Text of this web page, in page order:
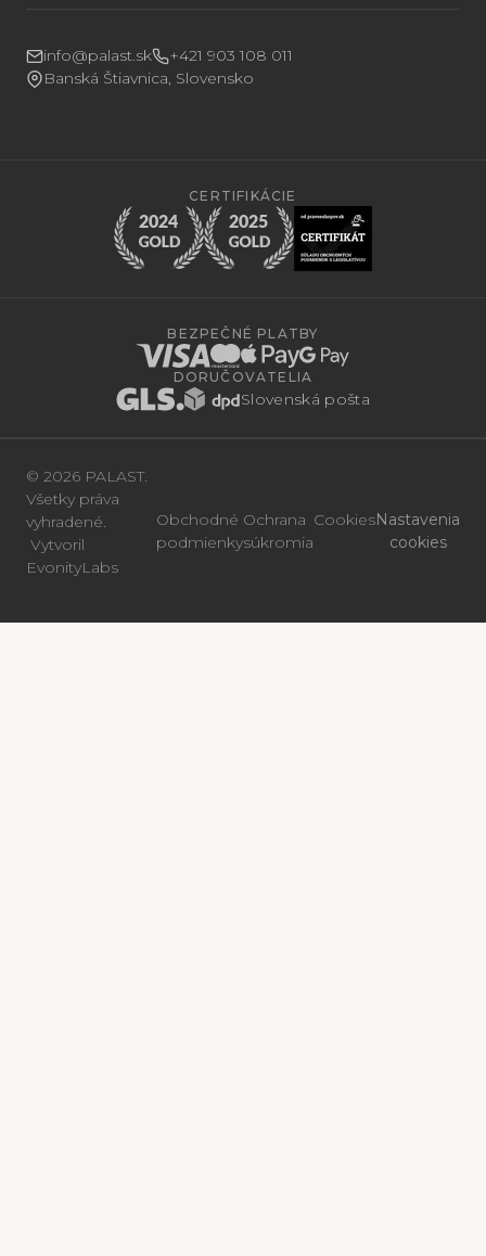
info@palast.sk
+421 903 108 011
Banská Štiavnica, Slovensko
CERTIFIKÁCIE
BEZPEČNÉ PLATBY
DORUČOVATELIA
Slovenská pošta
© 2026 PALAST.
Všetky práva
vyhradené.
Vytvoril
EvonityLabs
Obchodné
podmienky
Ochrana
súkromia
CookiesNastavenia
cookies